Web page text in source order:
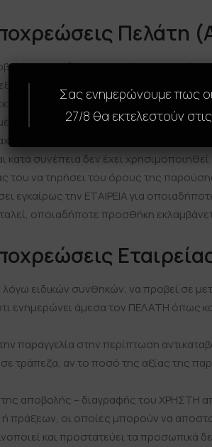
Πελάτη
σε οποιαδήποτε αγορά, συμφωνεί
των προσωπικών Δεδομένων
αλληλογραφίας, μέσω
και 2 ημερών από την κοινοποίησή
στην περίπτωση και μόνο
κατά συνέπεια δεν έχει χρησιμοποιηθεί
να τηρήσει του όρους της
εγκαίρως την ΕΤΑΙΡΕΙΑ για
οποιαδήποτε προσθήκη
λόγω ειδικών συνθηκών, να προβεί σε
ενημερώνει άμεσα τον ΠΕΛΑΤΗ όπως
παραγγελία στην περίπτωση
τράπεζα, αν το ποσό της αξίας της
της αποβολής – διαγραφής του
πράξεων, οι οποίες μπορούν να
και προστατεύει τα προσωπικά
Σας ενημερώνουμε πως
27/8 θα εκτελεστούν